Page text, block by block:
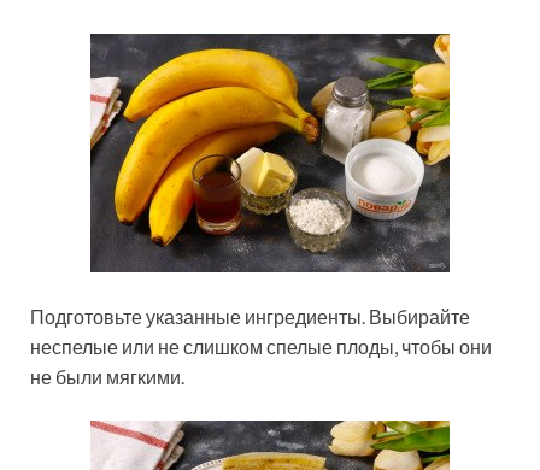
Подготовьте указанные ингредиенты. Выбирайте
неспелые или не слишком спелые плоды, чтобы они
не были мягкими.